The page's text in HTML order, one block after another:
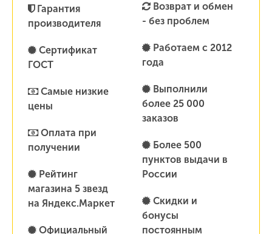
Гарантия
производителя
Сертификат
ГОСТ
Самые низкие
цены
Оплата при
получении
Рейтинг
магазина 5 звезд
на Яндекс.Маркет
Официальный
Возврат и обмен
- без проблем
Работаем с 2012
года
Выполнили
более 25 000
заказов
Более 500
пунктов выдачи в
России
Скидки и
бонусы
постоянным